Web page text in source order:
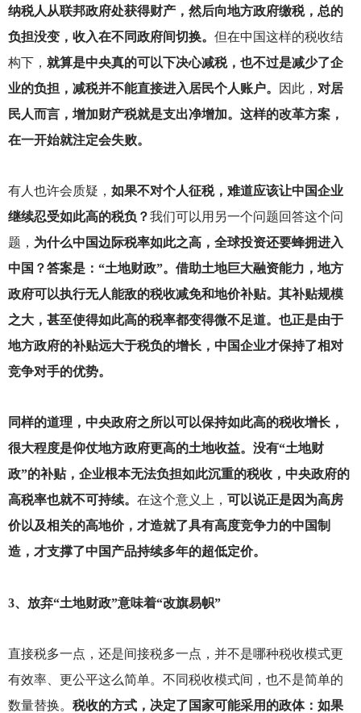
纳税人从联邦政府处获得财产，然后向地方政府缴税，总的
负担没变，收入在不同政府间切换。 但在中国这样的税收结
构下， 就算是中央真的可以下决心减税，也不过是减少了企
业的负担，减税并不能直接进入居民个人账户。
因此， 对居
民人而言，增加财产税就是支出净增加。这样的改革方案，
在一开始就注定会失败。
有人也许会质疑， 如果不对个人征税，难道应该让中国企业
继续忍受如此高的税负？我们可以用另一个问题回答这个问
题， 为什么中国边际税率如此之高，全球投资还要蜂拥进入
中国？答案是：“土地财政”。借助土地巨大融资能力，地方
政府可以执行无人能敌的税收减免和地价补贴。其补贴规模
之大，甚至使得如此高的税率都变得微不足道。也正是由于
地方政府的补贴远大于税负的增长，中国企业才保持了相对
竞争对手的优势。
同样的道理，中央政府之所以可以保持如此高的税收增长，
很大程度是仰仗地方政府更高的土地收益。没有“土地财
政”的补贴，企业根本无法负担如此沉重的税收，中央政府的
高税率也就不可持续。 在这个意义上， 可以说正是因为高房
价以及相关的高地价，才造就了具有高度竞争力的中国制
造，才支撑了中国产品持续多年的超低定价。
3、放弃“土地财政”意味着“改旗易帜”
直接税多一点，还是间接税多一点，并不是哪种税收模式更
有效率、更公平这么简单。不同税收模式间，也不是简单的
数量替换。 税收的方式，决定了国家可能采用的政体：如果